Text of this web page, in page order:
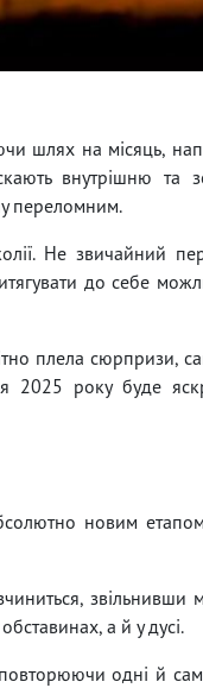
шлях на місяць,
внутрішню та
переломним.
Не звичайний
до себе
плела сюрпризи,
2025 року буде
новим
звільнивши
а й у дусі.
одні й